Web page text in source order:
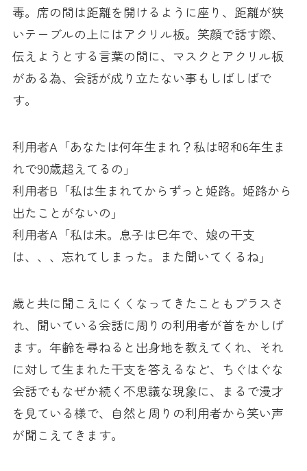
毒。席の間は距離を開けるように座り、距離が狭
いテーブルの上にはアクリル板。笑顔で話す際、
伝えようとする言葉の間に、マスクとアクリル板
がある為、会話が成り立たない事もしばしばで
す。
利用者A「あなたは何年生まれ？私は昭和6年生ま
れで90歳超えてるの」
利用者B「私は生まれてからずっと姫路。姫路から
出たことがないの」
利用者A「私は未。息子は巳年で、娘の干支
は、、、忘れてしまった。また聞いてくるね」
歳と共に聞こえにくくなってきたこともプラスさ
れ、聞いている会話に周りの利用者が首をかしげ
ます。年齢を尋ねると出身地を教えてくれ、それ
に対して生まれた干支を答えるなど、ちぐはぐな
会話でもなぜか続く不思議な現象に、まるで漫才
を見ている様で、自然と周りの利用者から笑い声
が聞こえてきます。